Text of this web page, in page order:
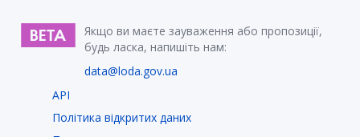
Якщо ви маєте зауваження або пропозиції,
будь ласка, напишіть нам:
data@loda.gov.ua
API
Політика відкритих даних